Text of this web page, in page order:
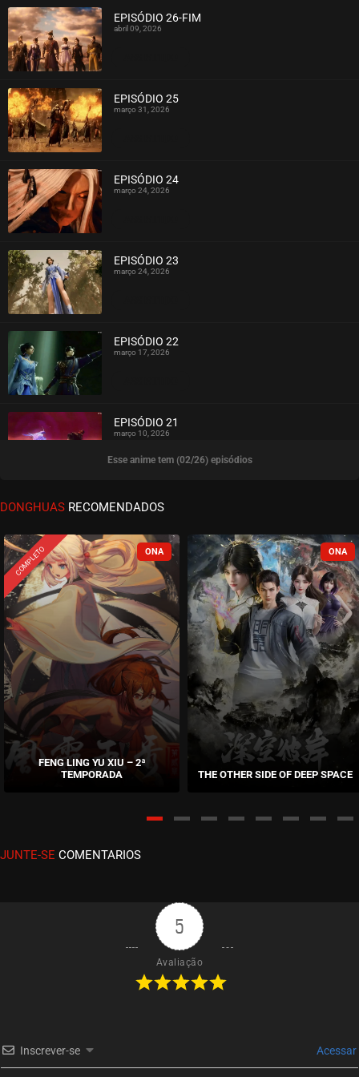
EPISÓDIO 26-FIM
abril 09, 2026
EPISÓDIO 25
março 31, 2026
EPISÓDIO 24
março 24, 2026
EPISÓDIO 23
março 24, 2026
EPISÓDIO 22
março 17, 2026
ASSISTIDO
EPISÓDIO 21
março 10, 2026
ASSISTIDO
EPISÓDIO 20
ASSISTIDO
EPISÓDIO 19
março 03, 2026
ASSISTIDO
EPISÓDIO 18
fevereiro 24, 2026
EPISÓDIO 17
fevereiro 17, 2026
ASSISTIDO
EPISÓDIO 15
fevereiro 10, 2026
EPISÓDIO 14
EPISÓDIO 13
Esse anime tem (02/26) episódios
DONGHUAS RECOMENDADOS
COMPLETO
FENG LING YU XIU – 2ª
TEMPORADA
THE OTHER SIDE OF DEEP SPACE
JUNTE-SE COMENTARIOS
5
Avaliação
Inscrever-se Acessar